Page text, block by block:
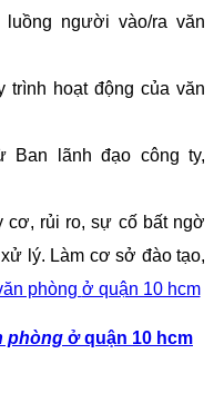
người vào/ra văn
trình hoạt động của văn
Ban lãnh đạo công ty,
cơ, rủi ro, sự cố bất ngờ
lý. Làm cơ sở đào tạo,
phòng ở quận 10 hcm
phòng ở quận 10 hcm